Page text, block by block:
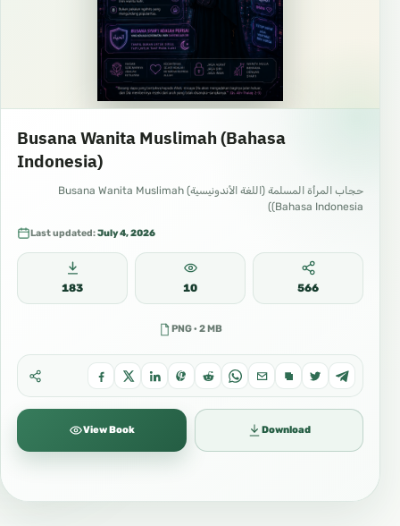
Busana Wanita Muslimah (Bahasa
Indonesia)
حجاب المرأة المسلمة (اللغة الأندونيسية) Busana Wanita Muslimah
(Bahasa Indonesia)
Last updated:July 4, 2026
183 10 566
PNG · 2 MB
View Book Download